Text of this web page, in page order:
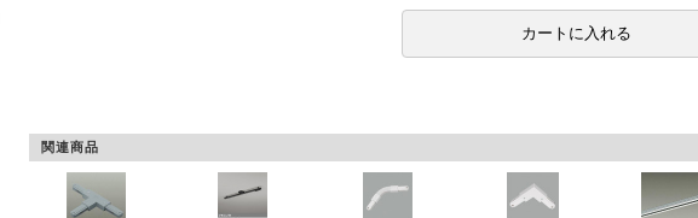
関連商品